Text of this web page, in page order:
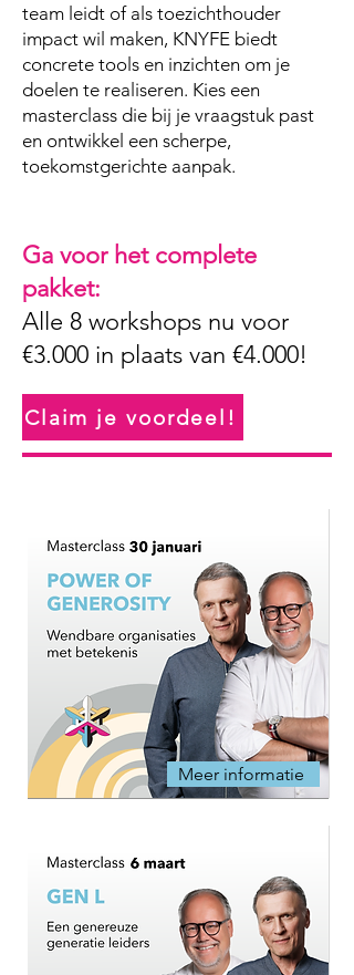
team leidt of als toezichthouder
impact wil maken, KNYFE biedt
concrete tools en inzichten om je
doelen te realiseren. Kies een
masterclass die bij je vraagstuk past
en ontwikkel een scherpe,
toekomstgerichte aanpak.
Ga voor het complete
pakket:
Alle 8 workshops nu voor
€3.000 in plaats van €4.000!
Claim je voordeel!
Meer informatie